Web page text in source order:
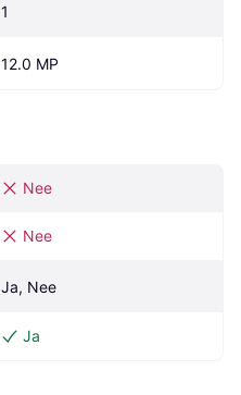
1
12.0 MP
Nee
Nee
Ja, Nee
Ja